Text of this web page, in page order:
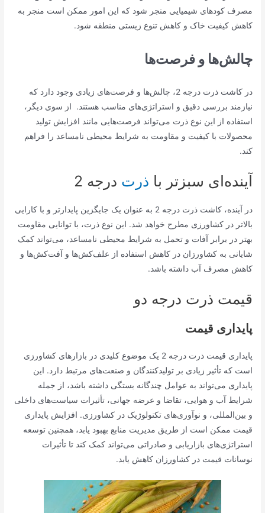
مصرف کودهای شیمیایی منجر شود که این امور ممکن است منجر به
کاهش کیفیت خاک و کاهش تنوع زیستی منطقه شود.
چالش‌ها و فرصت‌ها
در کاشت ذرت درجه 2، چالش‌ها و فرصت‌های زیادی وجود دارد که
نیازمند بررسی دقیق و استراتژی‌های مناسب هستند. از سوی دیگر،
استفاده از این نوع ذرت می‌تواند فرصت‌هایی مانند افزایش تولید
محصولات با کیفیت و مقاومت به شرایط محیطی نامساعد را فراهم
کند.
آینده‌ای سبزتر با ذرت درجه 2
در آینده، کاشت ذرت درجه 2 به عنوان یک جایگزین پایدارتر و با کارایی
بالاتر در کشاورزی مطرح خواهد شد. این نوع ذرت، با توانایی مقاومت
بهتر در برابر آفات و تحمل به شرایط محیطی نامساعد، می‌تواند کمک
شایانی به کشاورزان در کاهش استفاده از علف‌کش‌ها و آفت‌کش‌ها و
کاهش مصرف آب داشته باشد.
قیمت ذرت درجه دو
پایداری قیمت
پایداری قیمت ذرت درجه 2 یک موضوع کلیدی در بازارهای کشاورزی
است که تأثیر زیادی بر تولیدکنندگان و صنعت‌های مرتبط دارد. این
پایداری می‌تواند به عوامل چندگانه بستگی داشته باشد، از جمله
شرایط آب و هوایی، تقاضا و عرضه جهانی، تأثیرات سیاست‌های داخلی
و بین‌المللی، و نوآوری‌های تکنولوژیک در کشاورزی. افزایش پایداری
قیمت ممکن است از طریق مدیریت منابع بهبود یابد، همچنین توسعه
استراتژی‌های بازاریابی و صادراتی می‌تواند کمک کند تا تأثیرات
نوسانات قیمت در کشاورزان کاهش یابد.